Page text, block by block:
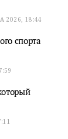
2026, 18:44
спорта